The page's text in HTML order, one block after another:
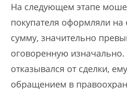
На следующем этапе
покупателя оформляли на
сумму, значительно
оговоренную изначально.
отказывался от сделки,
обращением в